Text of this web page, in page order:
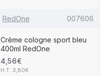
RedOne 007606
Crème cologne sport bleu
400ml RedOne
4,56€
H.T :3,80€